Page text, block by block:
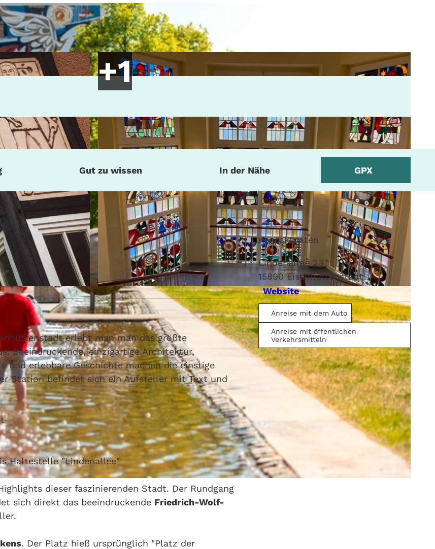
© Stadt Eisenhüttenstadt
Gut zu wissen In der Nähe GPX
erlebt man man das größte
Beeindruckende, einzigartige Architektur,
und erlebbare Geschichte machen die einstige
Station befindet sich ein Aufsteller mit Text und
Haltestelle "Lindenallee"
dieser faszinierenden Stadt. Der Rundgang
sich direkt das beeindruckende Friedrich-Wolf-
. Der Platz hieß ursprünglich "Platz der
Kontaktdaten
Lindenallee 23
15890Eisenhüttenstadt
Website
Anreise mit dem Auto
Anreise mit öffentlichen
Verkehrsmitteln